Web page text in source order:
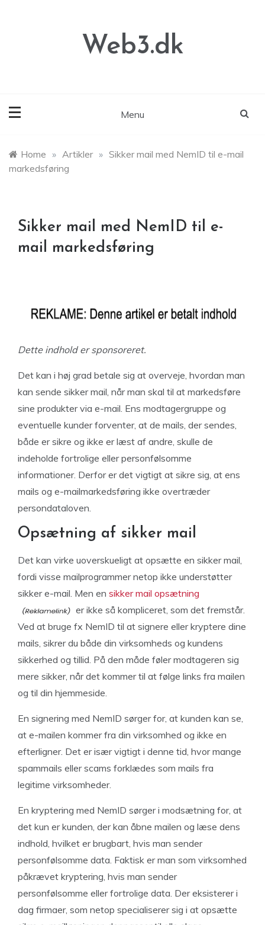
Web3.dk
Menu
Home » Artikler » Sikker mail med NemID til e-mail
markedsføring
Sikker mail med NemID til e-
mail markedsføring
Dette indhold er sponsoreret.
Det kan i høj grad betale sig at overveje, hvordan man
kan sende sikker mail, når man skal til at markedsføre
sine produkter via e-mail. Ens modtagergruppe og
eventuelle kunder forventer, at de mails, der sendes,
både er sikre og ikke er læst af andre, skulle de
indeholde fortrolige eller personfølsomme
informationer. Derfor er det vigtigt at sikre sig, at ens
mails og e-mailmarkedsføring ikke overtræder
persondataloven.
Opsætning af sikker mail
Det kan virke uoverskueligt at opsætte en sikker mail,
fordi visse mailprogrammer netop ikke understøtter
sikker e-mail. Men en sikker mail opsætning
er ikke så kompliceret, som det fremstår.
Ved at bruge fx NemID til at signere eller kryptere dine
mails, sikrer du både din virksomheds og kundens
sikkerhed og tillid. På den måde føler modtageren sig
mere sikker, når det kommer til at følge links fra mailen
og til din hjemmeside.
En signering med NemID sørger for, at kunden kan se,
at e-mailen kommer fra din virksomhed og ikke en
efterligner. Det er især vigtigt i denne tid, hvor mange
spammails eller scams forklædes som mails fra
legitime virksomheder.
En kryptering med NemID sørger i modsætning for, at
det kun er kunden, der kan åbne mailen og læse dens
indhold, hvilket er brugbart, hvis man sender
personfølsomme data. Faktisk er man som virksomhed
påkrævet kryptering, hvis man sender
personfølsomme eller fortrolige data. Der eksisterer i
dag firmaer, som netop specialiserer sig i at opsætte